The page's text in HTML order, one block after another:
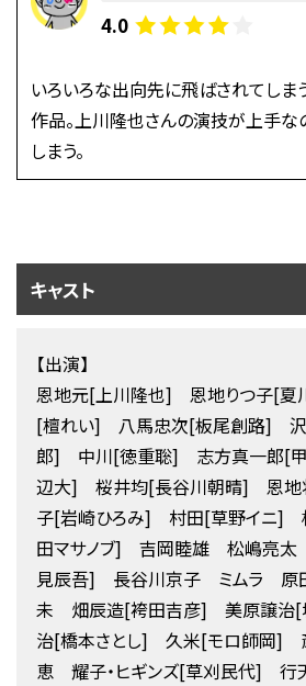
4.0
いろいろな出向先に飛ばされてしま
作品。上川隆也さんの演技が上手な
しまう。
キャスト
【出演】
恩地元[上川隆也] 恩地りつ子[
[檀れい] 八馬忠次[板尾創路] 沢
郎] 中川[徳重聡] 志方真一郎[
辺大] 桜井均[長谷川朝晴] 恩
子[岩崎ひろみ] 村田[草野イニ]
田マサノブ] 吉岡睦雄 松嶋亮
見辰吾] 長谷川京子 ミムラ 原
未 畑辰造[袴田吉彦] 美原譲治
治[橋本さとし] 久米[モロ師岡]
恵 耀子・ヒギンズ[草刈民代] 行